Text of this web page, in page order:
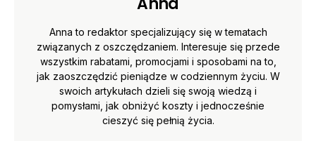
Anna to redaktor specjalizujący się w tematach
związanych z oszczędzaniem. Interesuje się przede
wszystkim rabatami, promocjami i sposobami na to,
jak zaoszczędzić pieniądze w codziennym życiu. W
swoich artykułach dzieli się swoją wiedzą i
pomysłami, jak obniżyć koszty i jednocześnie
cieszyć się pełnią życia.